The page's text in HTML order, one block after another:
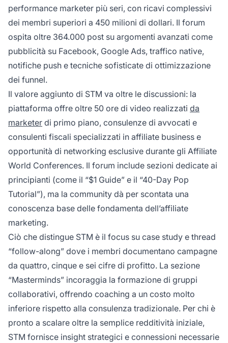
performance marketer più seri, con ricavi complessivi
dei membri superiori a 450 milioni di dollari. Il forum
ospita oltre 364.000 post su argomenti avanzati come
pubblicità su Facebook, Google Ads, traffico native,
notifiche push e tecniche sofisticate di ottimizzazione
dei funnel.
Il valore aggiunto di STM va oltre le discussioni: la
piattaforma offre oltre 50 ore di video realizzati da
marketer di primo piano, consulenze di avvocati e
consulenti fiscali specializzati in affiliate business e
opportunità di networking esclusive durante gli Affiliate
World Conferences. Il forum include sezioni dedicate ai
principianti (come il “$1 Guide” e il “40-Day Pop
Tutorial”), ma la community dà per scontata una
conoscenza base delle fondamenta dell’affiliate
marketing.
Ciò che distingue STM è il focus su case study e thread
“follow-along” dove i membri documentano campagne
da quattro, cinque e sei cifre di profitto. La sezione
“Masterminds” incoraggia la formazione di gruppi
collaborativi, offrendo coaching a un costo molto
inferiore rispetto alla consulenza tradizionale. Per chi è
pronto a scalare oltre la semplice redditività iniziale,
STM fornisce insight strategici e connessioni necessarie